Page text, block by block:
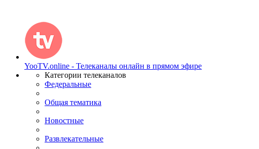
YooTV.online - Телеканалы онлайн в прямом эфире
Категории телеканалов
Федеральные
Общая тематика
Новостные
Развлекательные